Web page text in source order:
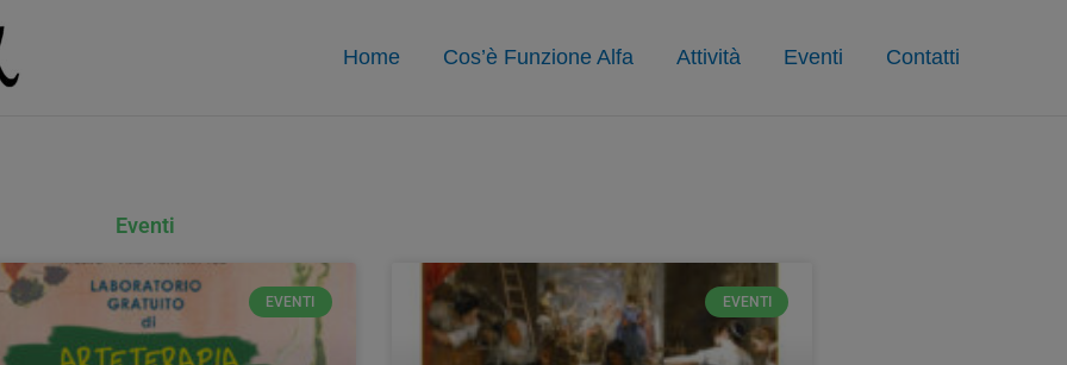
Home Cos’è Funzione Alfa Attività Eventi Contatti
Eventi
EVENTI EVENTI